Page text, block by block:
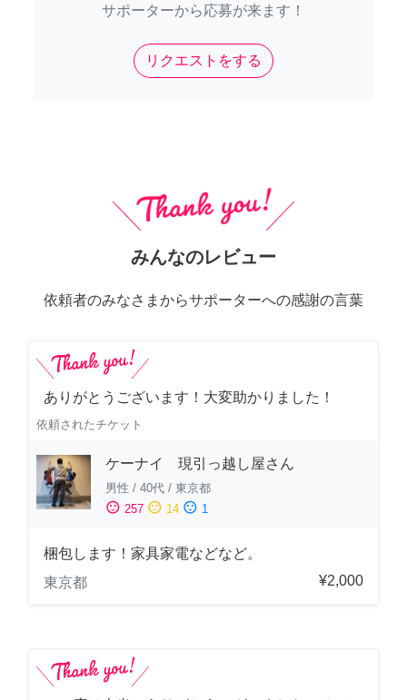
サポーターから応募が来ます！
リクエストをする
みんなのレビュー
依頼者のみなさまからサポーターへの感謝の言葉
ありがとうございます！大変助かりました！
依頼されたチケット
ケーナイ 現引っ越し屋さん
男性 / 40代 / 東京都
sentiment_satisfied 257 sentiment_neutral 14 sentiment_dissatisfied 1
梱包します！家具家電などなど。
東京都
¥2,000